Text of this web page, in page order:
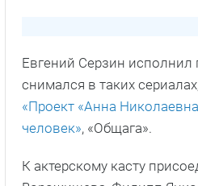
Евгений Серзин исполнил
снимался в таких
«Проект «Анна
человек», «Общага».
К актерскому касту